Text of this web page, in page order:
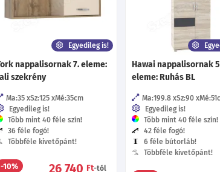
Egyedileg is!
nappalisornak 7. eleme:
szekrény
Ma:35 Sz:125 Mé:35cm
Egyedileg is!
Több mint 40 féle szín!
36 féle fogó!
Többféle kivetőpánt!
-10% 26 740 Ft-tól
Hawai nappalisornak
eleme: Ruhás BL
Ma:199.8 Sz:90 Mé:51
Egyedileg is!
Több mint 40 féle szín!
42 féle fogó!
6 féle bútorláb!
Többféle kivetőpánt!